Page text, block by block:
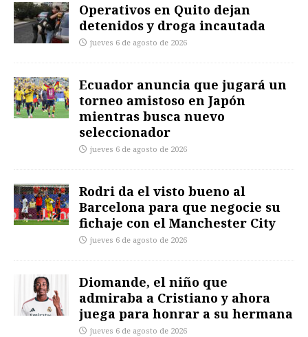
Operativos en Quito dejan
detenidos y droga incautada
jueves 6 de agosto de 2026
Ecuador anuncia que jugará un
torneo amistoso en Japón
mientras busca nuevo
seleccionador
jueves 6 de agosto de 2026
Rodri da el visto bueno al
Barcelona para que negocie su
fichaje con el Manchester City
jueves 6 de agosto de 2026
Diomande, el niño que
admiraba a Cristiano y ahora
juega para honrar a su hermana
jueves 6 de agosto de 2026